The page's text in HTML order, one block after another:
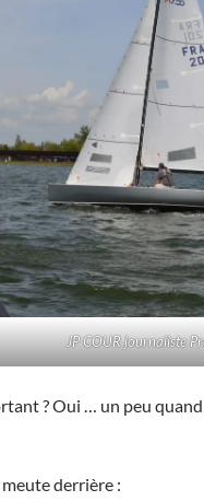
JP COUR journaliste
? Oui … un peu
derrière :